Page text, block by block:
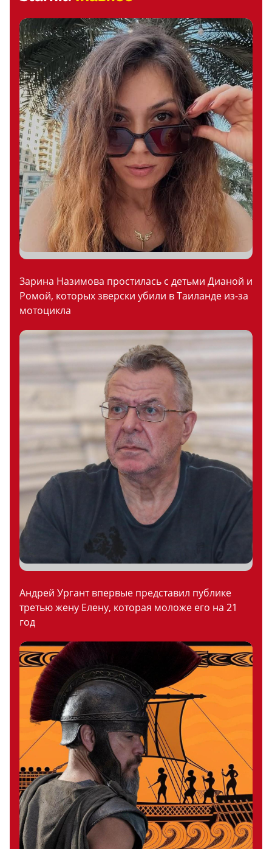
Зарина Назимова простилась с детьми Дианой и
Ромой, которых зверски убили в Таиланде из-за
мотоцикла
Андрей Ургант впервые представил публике
третью жену Елену, которая моложе его на 21
год